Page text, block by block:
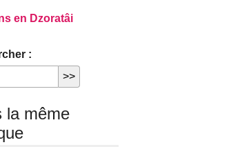
en Dzoratâi
:
la même